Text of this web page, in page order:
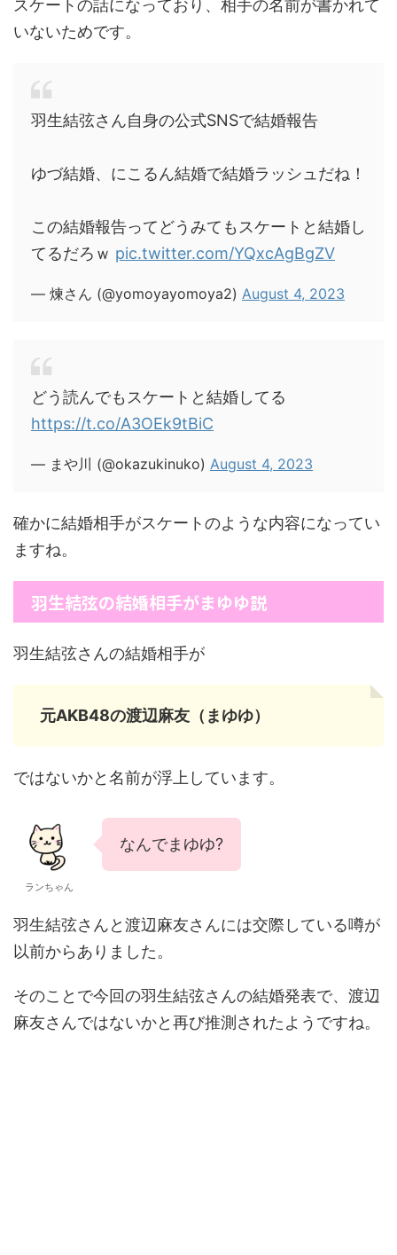
スケートの話になっており、相手の名前が書かれて
いないためです。
羽生結弦さん自身の公式SNSで結婚報告
ゆづ結婚、にこるん結婚で結婚ラッシュだね！
この結婚報告ってどうみてもスケートと結婚し
てるだろｗ pic.twitter.com/YQxcAgBgZV
— 煉さん (@yomoyayomoya2) August 4, 2023
どう読んでもスケートと結婚してる
https://t.co/A3OEk9tBiC
— まや川 (@okazukinuko) August 4, 2023
確かに結婚相手がスケートのような内容になってい
ますね。
羽生結弦の結婚相手がまゆゆ説
羽生結弦さんの結婚相手が
元AKB48の渡辺麻友（まゆゆ）
ではないかと名前が浮上しています。
ランちゃん
なんでまゆゆ?
羽生結弦さんと渡辺麻友さんには交際している噂が
以前からありました。
そのことで今回の羽生結弦さんの結婚発表で、渡辺
麻友さんではないかと再び推測されたようですね。